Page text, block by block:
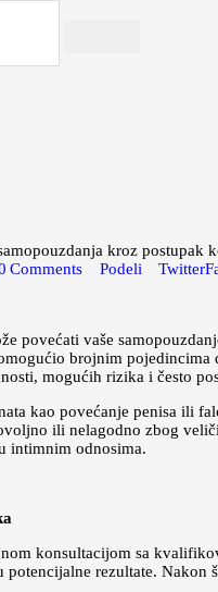
kroz postupak
Comments Podeli Twitter
povećati vaše
brojnim pojedincima
mogućih rizika i često
kao povećanje penisa ili
ili nelagodno zbog
intimnim odnosima.
konsultacijom sa
rezultate.